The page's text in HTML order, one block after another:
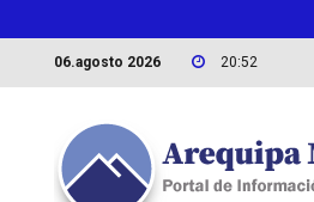
06.agosto 2026 20:52